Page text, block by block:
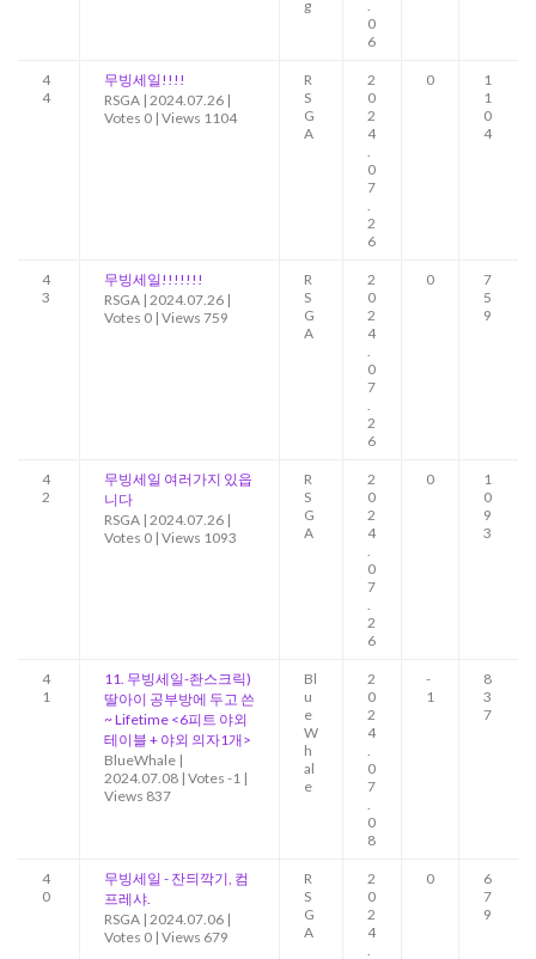
g
0
6
4
4
무빙세일!!!!
RSGA | 2024.07.26 |
Votes 0 | Views 1104
R
S
G
A
2
0
2
4
0
7
2
6
0
1
1
0
4
4
3
무빙세일!!!!!!!
RSGA | 2024.07.26 |
Votes 0 | Views 759
R
S
G
A
2
0
2
4
0
7
2
6
0
7
5
9
4
2
무빙세일 여러가지 있읍
니다
RSGA | 2024.07.26 |
Votes 0 | Views 1093
R
S
G
A
2
0
2
4
0
7
2
6
0
1
0
9
3
4
1
11. 무빙세일-좐스크릭)
딸아이 공부방에 두고 쓴
~ Lifetime <6피트 야외
테이블 + 야외 의자1개>
BlueWhale |
2024.07.08 | Votes -1 |
Views 837
Bl
u
e
W
h
al
e
2
0
2
4
0
7
0
8
-
1
8
3
7
4
0
무빙세일 - 잔듸깍기, 컴
프레샤.
RSGA | 2024.07.06 |
Votes 0 | Views 679
R
S
G
A
2
0
2
4
0
6
7
9